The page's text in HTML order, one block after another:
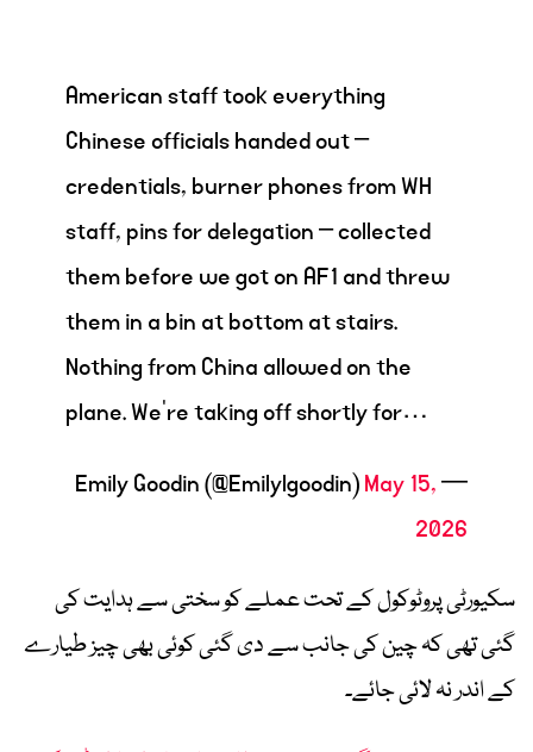
American staff took everything
Chinese officials handed out –
credentials, burner phones from WH
staff, pins for delegation – collected
them before we got on AF1 and threw
them in a bin at bottom at stairs.
Nothing from China allowed on the
plane. We’re taking off shortly for…
— Emily Goodin (@Emilylgoodin)
May 15,
2026
سکیورٹی پروٹوکول کے تحت عملے کو سختی سے ہدایت کی
گئی تھی کہ چین کی جانب سے دی گئی کوئی بھی چیز طیارے
کے اندر نہ لائی جائے۔